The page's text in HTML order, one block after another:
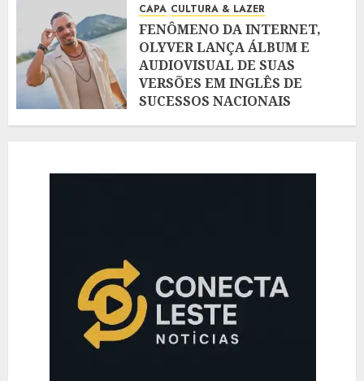
CAPA CULTURA & LAZER
FENÔMENO DA INTERNET,
OLYVER LANÇA ÁLBUM E
AUDIOVISUAL DE SUAS
VERSÕES EM INGLÊS DE
SUCESSOS NACIONAIS